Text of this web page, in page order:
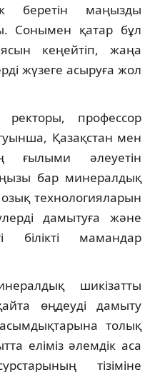
беретін маңызды
Сонымен қатар бұл
кеңейтіп, жаңа
жүзеге асыруға жол
ректоры, профессор
Қазақстан мен
ғылыми әлеуетін
бар минералдық
технологияларын
дамытуға және
білікті мамандар
шикізатты
өңдеуді дамыту
толық
еліміз әлемдік аса
тізіміне